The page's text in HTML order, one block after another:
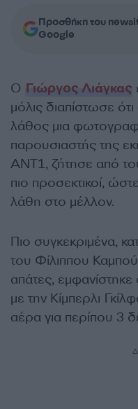
Προσθήκη του
Google
Ο Γιώργος Λιάγκας
μόλις διαπίστωσε
λάθος μια
παρουσιαστής της
ΑΝΤ1, ζήτησε από
πιο προσεκτικοί,
λάθη στο μέλλον.
Πιο συγκεκριμένα,
του Φίλιππου
απάτες,
με την Κίμπερλι
αέρα για περίπου 3